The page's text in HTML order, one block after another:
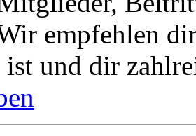
empfehlen
und dir